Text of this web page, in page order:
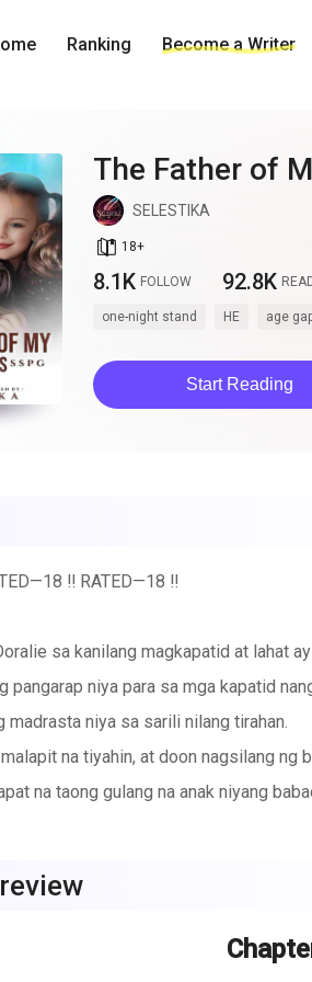
Ranking Become a Writer
The Father of
SELESTIKA
book_age 18+
8.1K FOLLOW 92.8K
one-night stand HE age
Start Reading
‼️ RATED—18 ‼️
sa kanilang magkapatid at lahat
pangarap niya para sa mga kapatid
madrasta niya sa sarili nilang tirahan.
na tiyahin, at doon nagsilang ng
na taong gulang na anak niyang
dysfunction kapalit ng house and
lang ni Diego Mahoten ay nagimbal
kung si Diego ba ang ama ng